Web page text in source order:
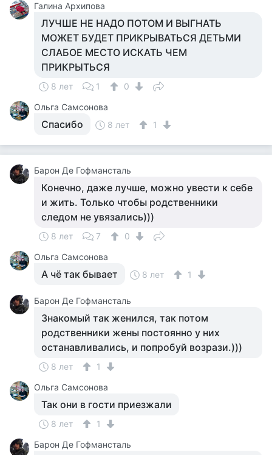
Галина Архипова
ЛУЧШЕ НЕ НАДО ПОТОМ И ВЫГНАТЬ
МОЖЕТ БУДЕТ ПРИКРЫВАТЬСЯ ДЕТЬМИ
СЛАБОЕ МЕСТО ИСКАТЬ ЧЕМ
ПРИКРЫТЬСЯ
8 лет 1
0
Ольга Самсонова
Спасибо 8 лет 1
Барон Де Гофмансталь
Конечно, даже лучше, можно увести к себе
и жить. Только чтобы родственники
следом не увязались)))
8 лет 7
0
Ольга Самсонова
А чё так бывает 8 лет 1
Барон Де Гофмансталь
Знакомый так женился, так потом
родственники жены постоянно у них
останавливались, и попробуй возрази.)))
8 лет
1
Ольга Самсонова
Так они в гости приезжали
8 лет
1
Барон Де Гофмансталь